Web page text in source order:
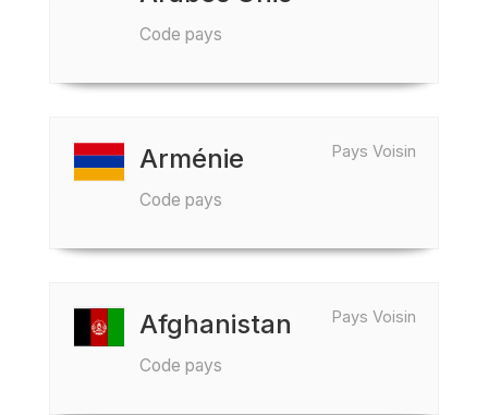
Code pays
Pays Voisin
Arménie
Code pays
Pays Voisin
Afghanistan
Code pays